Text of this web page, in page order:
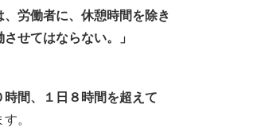
、労働者に、休憩時間を除き
せてはならない。」
時間、１日８時間を超えて
。